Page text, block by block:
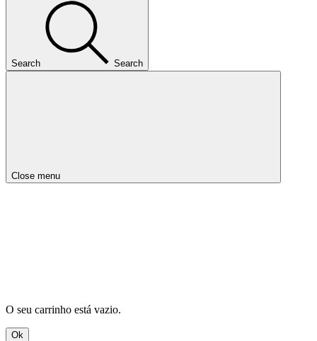
Search Search
Close menu
O seu carrinho está vazio.
Ok